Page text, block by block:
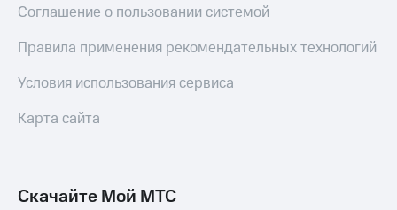
Соглашение о пользовании системой
Правила применения рекомендательных технологий
Условия использования сервиса
Карта сайта
Скачайте Мой МТС